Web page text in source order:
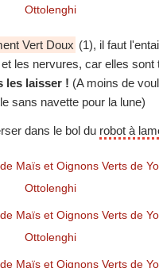
Vert Doux (1), il faut
les nervures, car elles sont
les laisser ! (A moins de
sans navette pour la lune)
dans le bol du robot à